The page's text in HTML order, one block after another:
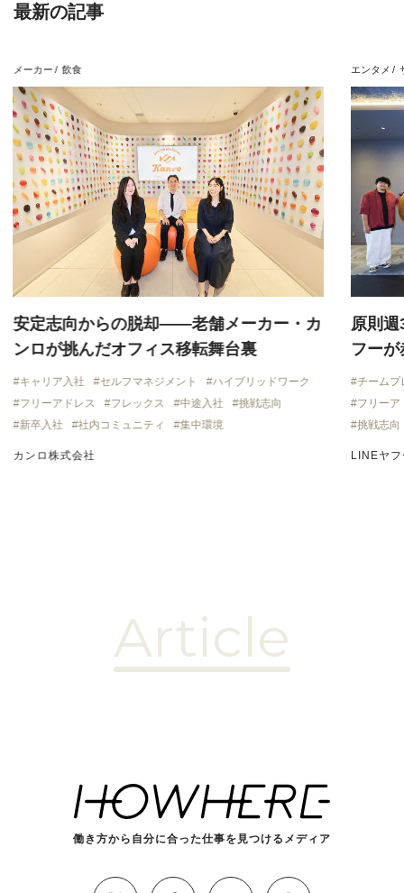
最新の記事
メーカー 飲食
安定志向からの脱却——老舗メーカー・カ
ンロが挑んだオフィス移転舞台裏
キャリア入社 セルフマネジメント
ハイブリッドワーク
フリーアドレス
フレックス 中途入社
挑戦志向
新卒入社
社内コミュニティ 集中環境
カンロ株式会社
エンタメ
原則
フー
チームプ
フリーア
挑戦志向
LINEヤ
Article
働き方から自分に合った仕事を見つけるメディア